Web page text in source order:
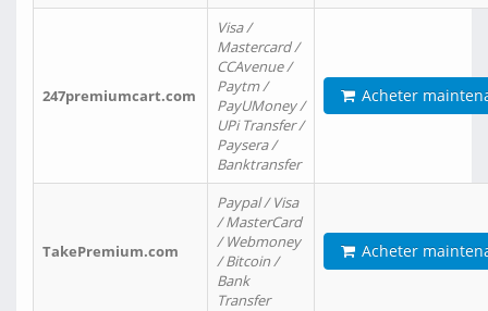
247premiumcart.com
Visa /
Mastercard /
CCAvenue /
Paytm /
PayUMoney /
UPi Transfer /
Paysera /
Banktransfer
Acheter
TakePremium.com
Paypal / Visa
/ MasterCard
/ Webmoney
/ Bitcoin /
Bank
Transfer
Acheter